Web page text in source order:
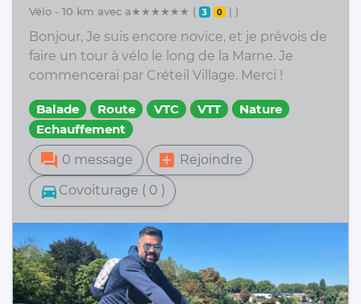
vélo - 10 km avec a★★★★★★ ( 3 0 | )
Bonjour, Je suis encore novice, et je prévois de
faire un tour à vélo le long de la Marne. Je
commencerai par Créteil Village. Merci !
Balade Route VTC VTT
Nature
Echauffement
forum 0 message add_box Rejoindre
directions_car Covoiturage ( 0 )